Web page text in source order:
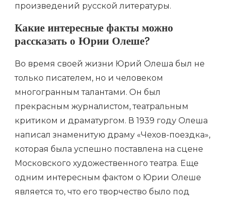
произведений русской литературы.
Какие интересные факты можно
рассказать о Юрии Олеше?
Во время своей жизни Юрий Олеша был не
только писателем, но и человеком
многогранным талантами. Он был
прекрасным журналистом, театральным
критиком и драматургом. В 1939 году Олеша
написал знаменитую драму «Чехов-поездка»,
которая была успешно поставлена на сцене
Московского художественного театра. Еще
одним интересным фактом о Юрии Олеше
является то, что его творчество было под